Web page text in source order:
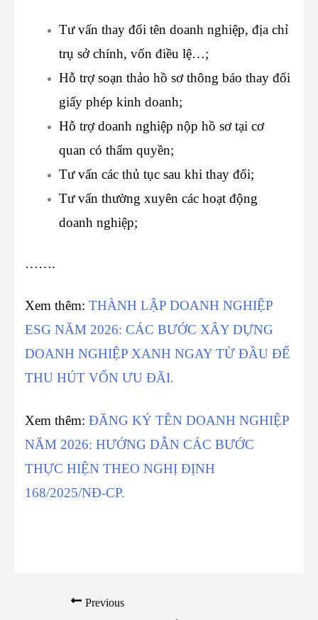
Tư vấn thay đổi tên doanh nghiệp, địa chỉ
trụ sở chính, vốn điều lệ…;
Hỗ trợ soạn thảo hồ sơ thông báo thay đổi
giấy phép kinh doanh;
Hỗ trợ doanh nghiệp nộp hồ sơ tại cơ
quan có thẩm quyền;
Tư vấn các thủ tục sau khi thay đổi;
Tư vấn thường xuyên các hoạt động
doanh nghiệp;
…….
Xem thêm: THÀNH LẬP DOANH NGHIỆP
ESG NĂM 2026: CÁC BƯỚC XÂY DỰNG
DOANH NGHIỆP XANH NGAY TỪ ĐẦU ĐỂ
THU HÚT VỐN ƯU ĐÃI.
Xem thêm: ĐĂNG KÝ TÊN DOANH NGHIỆP
NĂM 2026: HƯỚNG DẪN CÁC BƯỚC
THỰC HIỆN THEO NGHỊ ĐỊNH
168/2025/NĐ-CP.
Previous